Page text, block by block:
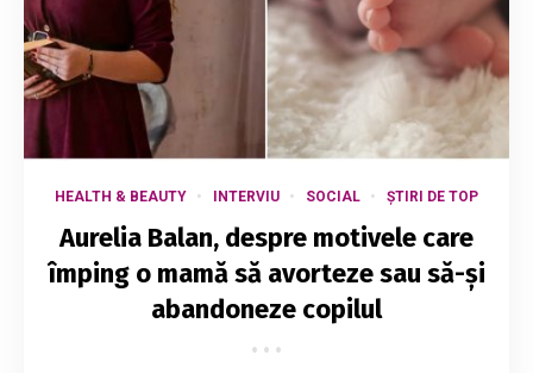
HEALTH & BEAUTY INTERVIU SOCIAL ȘTIRI DE TOP
Aurelia Balan, despre motivele care
împing o mamă să avorteze sau să-și
abandoneze copilul